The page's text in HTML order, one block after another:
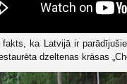
fakts, ka Latvijā ir
dzeltenas krāsas